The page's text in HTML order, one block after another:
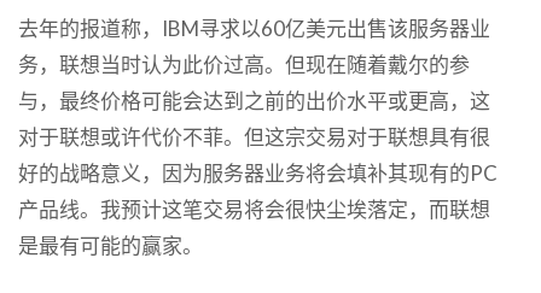
去年的报道称，IBM寻求以60亿美元出售该服务器业
务，联想当时认为此价过高。但现在随着戴尔的参
与，最终价格可能会达到之前的出价水平或更高，这
对于联想或许代价不菲。但这宗交易对于联想具有很
好的战略意义，因为服务器业务将会填补其现有的PC
产品线。我预计这笔交易将会很快尘埃落定，而联想
是最有可能的赢家。